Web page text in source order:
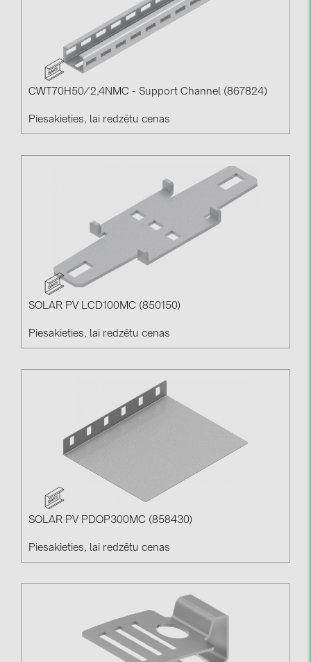
CWT70H50/2,4NMC - Support Channel (867824)
Piesakieties, lai redzētu cenas
SOLAR PV LCD100MC (850150)
Piesakieties, lai redzētu cenas
SOLAR PV PDOP300MC (858430)
Piesakieties, lai redzētu cenas